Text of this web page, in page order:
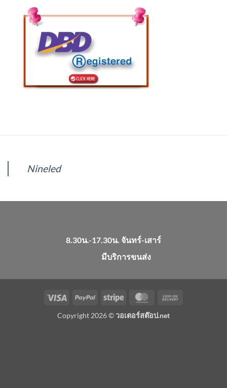
Nineled
8.30น.-17.30น. จันทร์-เสาร์
มีบริการขนส่ง
Visa PayPal Stripe MasterCard
Copyright 2026 ©วอเตอร์สต๊อป.net